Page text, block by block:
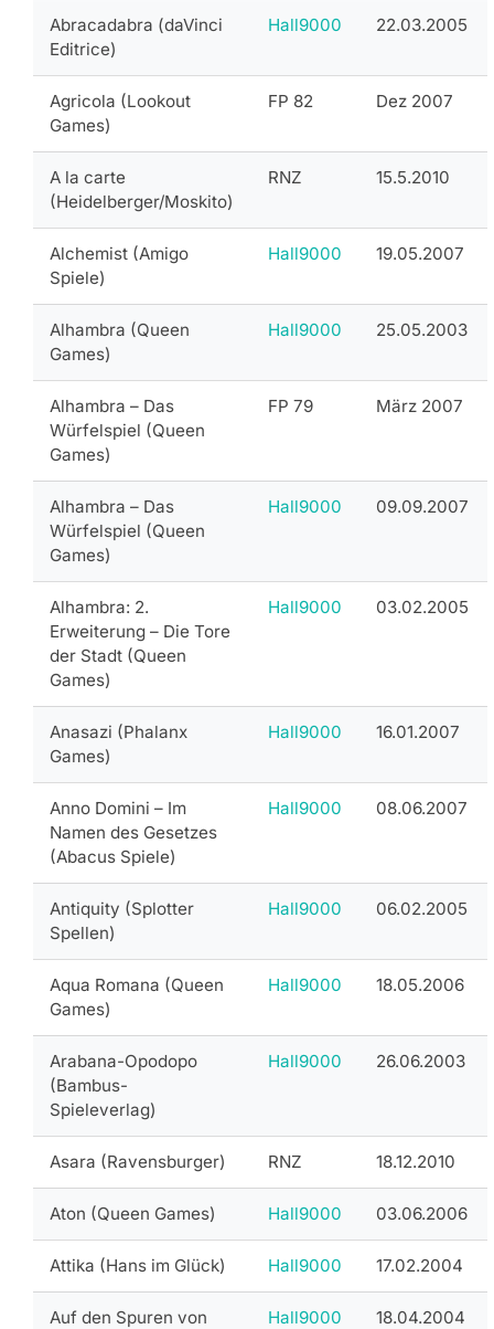
Abracadabra (daVinci
Editrice)
Hall9000 22.03.2005
Agricola (Lookout
Games)
FP 82 Dez 2007
A la carte
(Heidelberger/Moskito)
RNZ 15.5.2010
Alchemist (Amigo
Spiele)
Hall9000 19.05.2007
Alhambra (Queen
Games)
Hall9000 25.05.2003
Alhambra – Das
Würfelspiel (Queen
Games)
FP 79 März 2007
Alhambra – Das
Würfelspiel (Queen
Games)
Hall9000 09.09.2007
Alhambra: 2.
Erweiterung – Die Tore
der Stadt (Queen
Games)
Hall9000 03.02.2005
Anasazi (Phalanx
Games)
Hall9000 16.01.2007
Anno Domini – Im
Namen des Gesetzes
(Abacus Spiele)
Hall9000 08.06.2007
Antiquity (Splotter
Spellen)
Hall9000 06.02.2005
Aqua Romana (Queen
Games)
Hall9000 18.05.2006
Arabana-Opodopo
(Bambus-
Spieleverlag)
Hall9000 26.06.2003
Asara (Ravensburger) RNZ 18.12.2010
Aton (Queen Games) Hall9000 03.06.2006
Attika (Hans im Glück) Hall9000 17.02.2004
Auf den Spuren von
Hall9000 18.04.2004